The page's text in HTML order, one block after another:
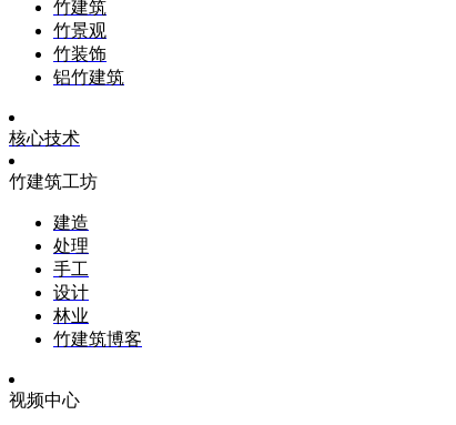
竹建筑
竹景观
竹装饰
铝竹建筑
核心技术
竹建筑工坊
建造
处理
手工
设计
林业
竹建筑博客
视频中心